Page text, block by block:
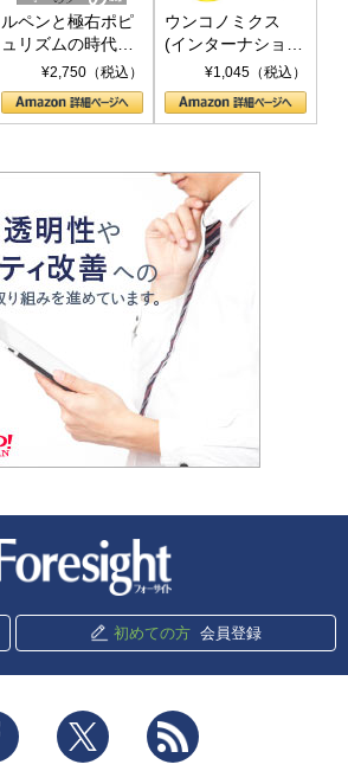
ルペンと極右ポピ
ュリズムの時代：
〈ヤヌス〉の二つ
の顔
¥2,750（税込）
ウンコノミクス
(インターナショナ
ル新書)¥1,045（税込）
初めての方 会員登録
Facebook Twitter